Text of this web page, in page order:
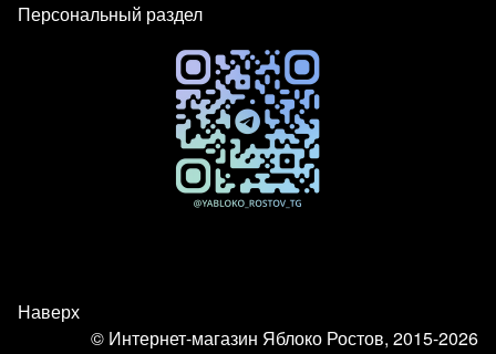
Персональный раздел
Наверх
© Интернет-магазин Яблоко Ростов, 2015-2026